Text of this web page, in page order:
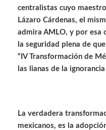
centralistas cuyo
Lázaro Cárdenas, el
admira AMLO, y por esa
la seguridad plena de
“IV Transformación de
las lianas de la
La verdadera
mexicanos, es la